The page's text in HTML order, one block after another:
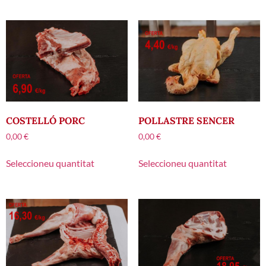
COSTELLÓ PORC
0,00€
Seleccioneu quantitat
POLLASTRE SENCER
0,00€
Seleccioneu quantitat